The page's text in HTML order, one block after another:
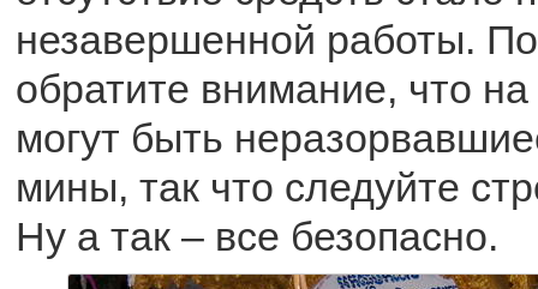
незавершенной работы.
обратите внимание, что
могут быть
мины, так что следуйте
Ну а так – все безопасно.